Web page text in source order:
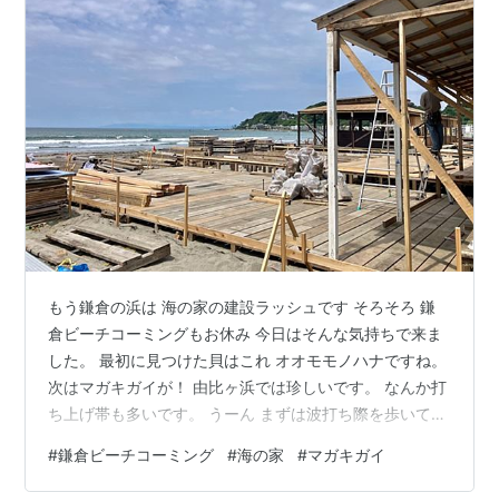
もう鎌倉の浜は 海の家の建設ラッシュです そろそろ 鎌
倉ビーチコーミングもお休み 今日はそんな気持ちで来ま
した。 最初に見つけた貝はこれ オオモモノハナですね。
次はマガキガイが！ 由比ヶ浜では珍しいです。 なんか打
ち上げ帯も多いです。 うーん まずは波打ち際を歩いて
#鎌倉ビーチコーミング #海の家 #マガキガイ